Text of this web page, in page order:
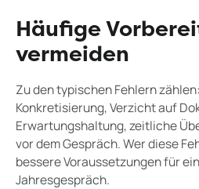
Häufige
vermeiden
Zu den typischen Fehlern
Konkretisierung, Verzicht auf
Erwartungshaltung, zeitliche
vor dem Gespräch. Wer diese
bessere Voraussetzungen für
Jahresgespräch.